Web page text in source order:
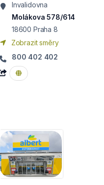
Invalidovna
Molákova 578/614
18600 Praha 8
Zobrazit směry
800 402 402